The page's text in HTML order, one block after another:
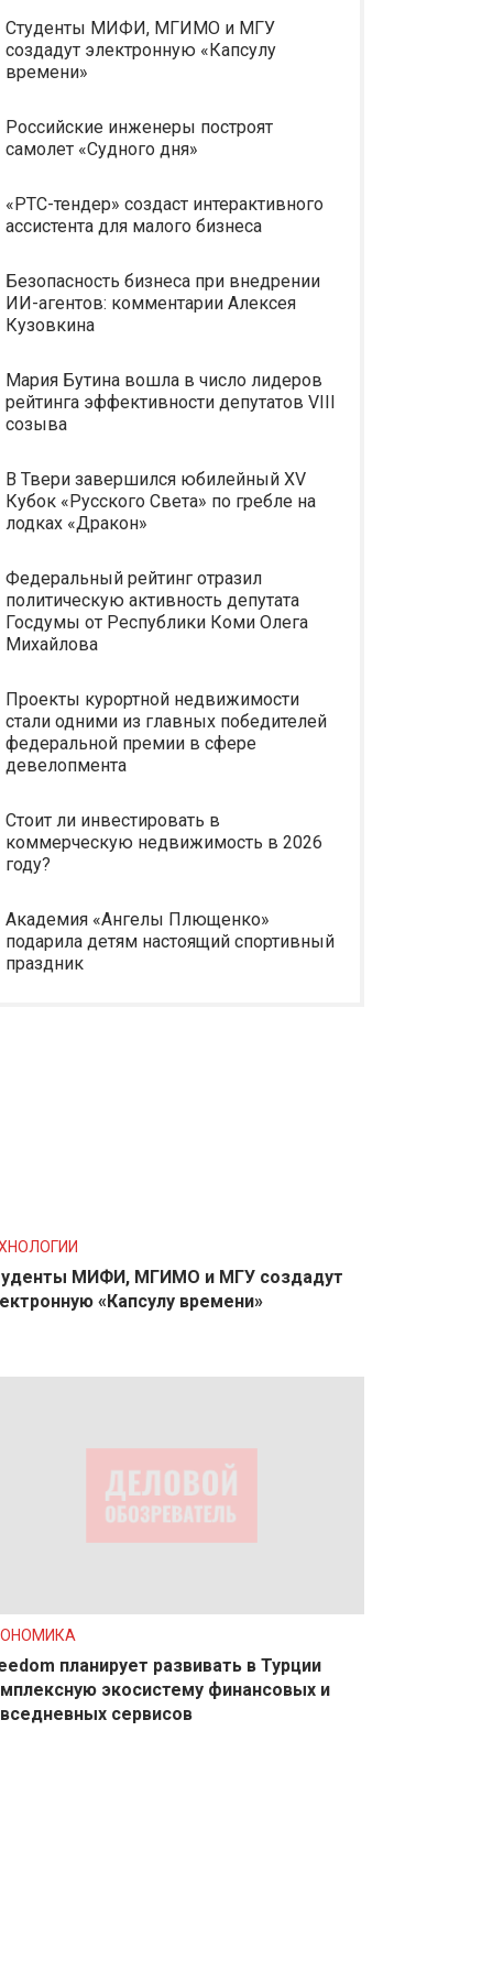
Студенты МИФИ, МГИМО и МГУ
создадут электронную «Капсулу
времени»
Российские инженеры построят
самолет «Судного дня»
«РТС-тендер» создаст интерактивного
ассистента для малого бизнеса
Безопасность бизнеса при внедрении
ИИ-агентов: комментарии Алексея
Кузовкина
Мария Бутина вошла в число лидеров
рейтинга эффективности депутатов VIII
созыва
В Твери завершился юбилейный XV
Кубок «Русского Света» по гребле на
лодках «Дракон»
Федеральный рейтинг отразил
политическую активность депутата
Госдумы от Республики Коми Олега
Михайлова
Проекты курортной недвижимости
стали одними из главных победителей
федеральной премии в сфере
девелопмента
Стоит ли инвестировать в
коммерческую недвижимость в 2026
году?
Академия «Ангелы Плющенко»
подарила детям настоящий спортивный
праздник
МИФИ, МГИМО и МГУ создадут
«Капсулу времени»
планирует развивать в Турции
экосистему финансовых и
сервисов